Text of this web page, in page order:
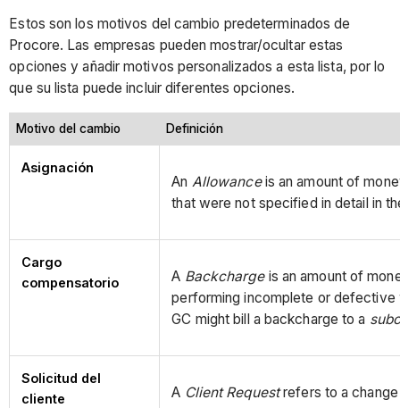
Estos son los motivos del cambio predeterminados de
Procore. Las empresas pueden mostrar/ocultar estas
opciones y añadir motivos personalizados a esta lista, por lo
que su lista puede incluir diferentes opciones.
Motivo del cambio Definición
Asignación
An Allowanceis an amount of
that were not specified in detail in
Cargo
compensatorio
A Backchargeis an amount of
performing incomplete or
GC might bill a backcharge to a
Solicitud del
cliente
A Client Requestrefers to a